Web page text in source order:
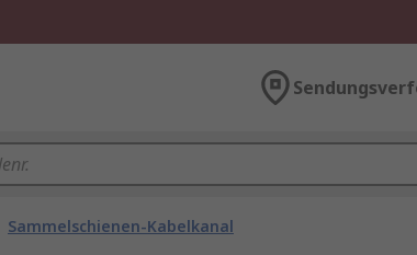
Sammelschienen-Kabelkanal